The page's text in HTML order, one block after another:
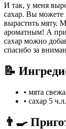
И так, у меня
сахар. Вы можете
вырастить мяту.
ароматным! А
сахар можно
спасибо за
📝
• мята
• сахар 5 ч.л.
👨‍🍳